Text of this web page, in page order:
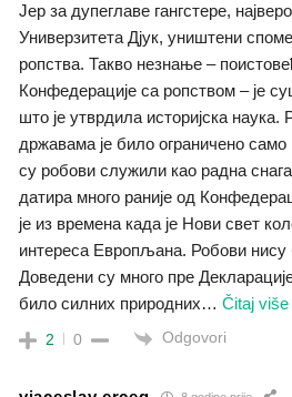
Јер за дупеглаве гангстере,
Универзитета Дјук, уништени
ропства. Такво незнање –
Конфедерације са ропством – је
што је утврдила историјска наука.
државама је било ограничено
су робови служили као радна
датира много раније од
је из времена када је Нови свет
интереса Европљана. Робови нису
Доведени су много пре
било силних природних… Čitaj više
2 0 Odgovori